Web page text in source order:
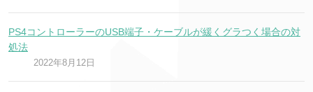
PS4コントローラーのUSB端子・ケーブルが緩くグラつく場合の対
処法
2022年8月12日